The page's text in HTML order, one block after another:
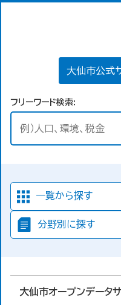
大仙市公式
フリーワード検索
一覧から探す
分野別に探す
大仙市オープンデータ
トが見つか